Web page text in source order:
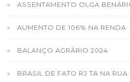
ASSENTAMENTO OLGA
AUMENTO DE 106% NA RENDA
BALANÇO AGRÁRIO 2024
BRASIL DE FATO RJ TÁ NA RUA